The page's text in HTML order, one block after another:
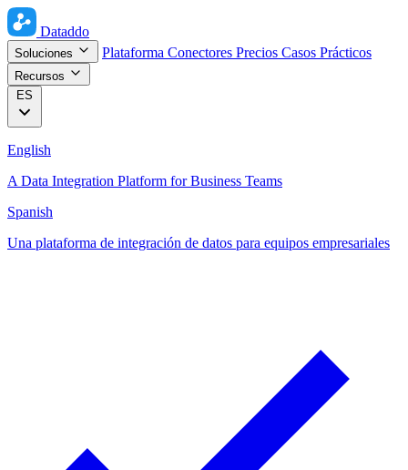
Dataddo
Soluciones Plataforma Conectores Precios Casos Prácticos
Recursos
ES
English
A Data Integration Platform for Business Teams
Spanish
Una plataforma de integración de datos para equipos empresariales